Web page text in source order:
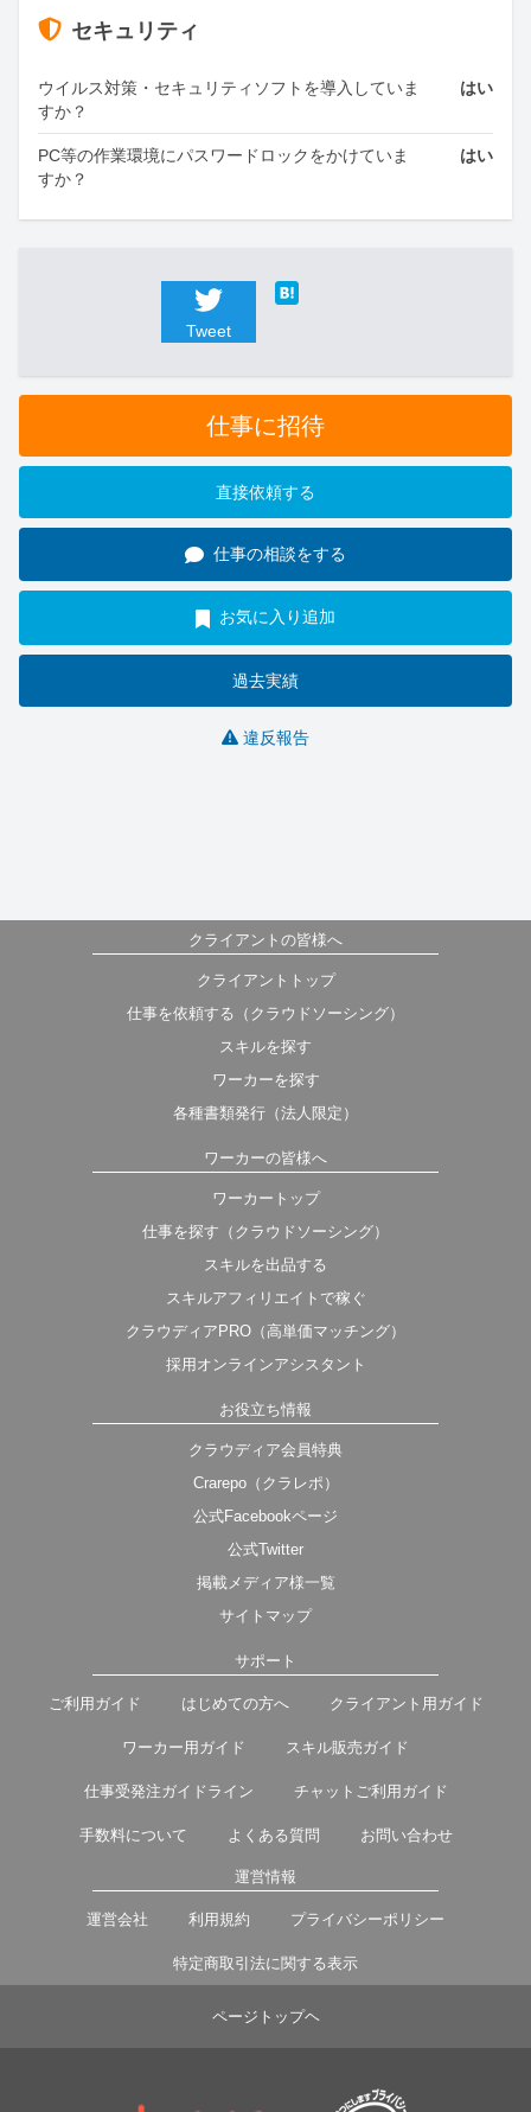
セキュリティ
ウイルス対策・セキュリティソフトを導入していま
すか？
はい
PC等の作業環境にパスワードロックをかけていま
すか？
はい
Tweet
仕事に招待
直接依頼する
仕事の相談をする
お気に入り追加
過去実績
違反報告
クライアントの皆様へ
クライアントトップ
仕事を依頼する（クラウドソーシング）
スキルを探す
ワーカーを探す
各種書類発行（法人限定）
ワーカーの皆様へ
ワーカートップ
仕事を探す（クラウドソーシング）
スキルを出品する
スキルアフィリエイトで稼ぐ
クラウディアPRO（高単価マッチング）
採用オンラインアシスタント
お役立ち情報
クラウディア会員特典
Crarepo（クラレポ）
公式Facebookページ
公式Twitter
掲載メディア様一覧
サイトマップ
サポート
ご利用ガイド はじめての方へ クライアント用ガイド
ワーカー用ガイド スキル販売ガイド
仕事受発注ガイドライン チャットご利用ガイド
手数料について よくある質問 お問い合わせ
運営情報
運営会社 利用規約 プライバシーポリシー
特定商取引法に関する表示
ページトップヘ